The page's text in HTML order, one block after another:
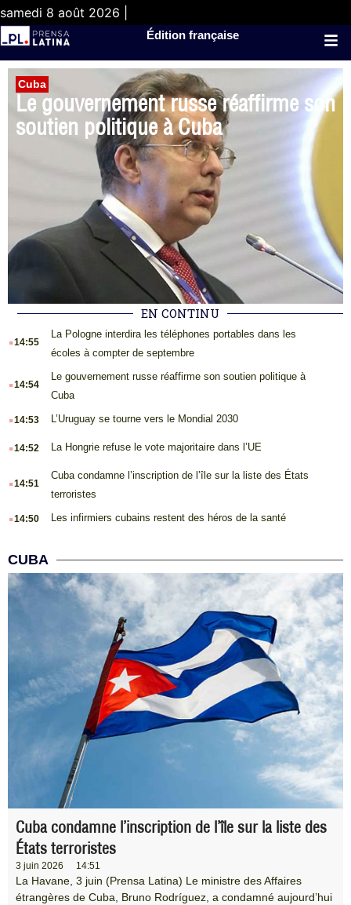
samedi 8 août 2026 |
Édition française
Cuba
Le gouvernement russe réaffirme son
soutien politique à Cuba
EN CONTINU
.14:55
La Pologne interdira les téléphones portables dans les
écoles à compter de septembre
.14:54
Le gouvernement russe réaffirme son soutien politique à
Cuba
.14:53 L’Uruguay se tourne vers le Mondial 2030
.14:52 La Hongrie refuse le vote majoritaire dans l’UE
.14:51
Cuba condamne l’inscription de l’île sur la liste des États
terroristes
.14:50 Les infirmiers cubains restent des héros de la santé
CUBA
Cuba condamne l’inscription de l’île sur la liste des
États terroristes
3 juin 2026 14:51
La Havane, 3 juin (Prensa Latina) Le ministre des Affaires
étrangères de Cuba, Bruno Rodríguez, a condamné aujourd’hui